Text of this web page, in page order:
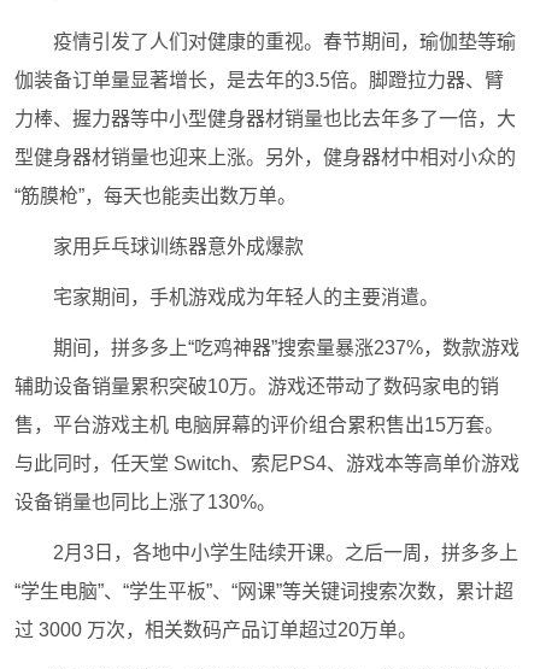
疫情引发了人们对健康的重视。春节期间，瑜伽垫等瑜
伽装备订单量显著增长，是去年的3.5倍。脚蹬拉力器、臂
力棒、握力器等中小型健身器材销量也比去年多了一倍，大
型健身器材销量也迎来上涨。另外，健身器材中相对小众的
“筋膜枪”，每天也能卖出数万单。
家用乒乓球训练器意外成爆款
宅家期间，手机游戏成为年轻人的主要消遣。
期间，拼多多上“吃鸡神器”搜索量暴涨237%，数款游戏
辅助设备销量累积突破10万。游戏还带动了数码家电的销
售，平台游戏主机 电脑屏幕的评价组合累积售出15万套。
与此同时，任天堂 Switch、索尼PS4、游戏本等高单价游戏
设备销量也同比上涨了130%。
2月3日，各地中小学生陆续开课。之后一周，拼多多上
“学生电脑”、“学生平板”、“网课”等关键词搜索次数，累计超
过 3000 万次，相关数码产品订单超过20万单。